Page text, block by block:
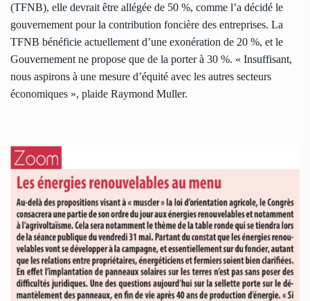
(TFNB), elle devrait être allégée de 50 %, comme l’a décidé le
gouvernement pour la contribution foncière des entreprises. La
TFNB bénéficie actuellement d’une exonération de 20 %, et le
Gouvernement ne propose que de la porter à 30 %. « Insuffisant,
nous aspirons à une mesure d’équité avec les autres secteurs
économiques », plaide Raymond Muller.